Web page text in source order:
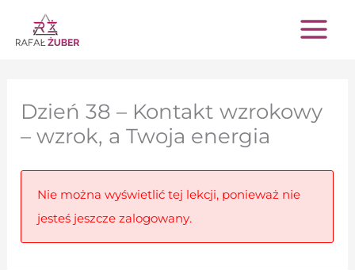
Przejdź
do
Dzień 38 – Kontakt wzrokowy
– wzrok, a Twoja energia
Nie można wyświetlić tej lekcji, ponieważ nie
jesteś jeszcze zalogowany.